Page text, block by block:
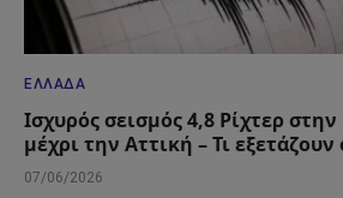
ΕΛΛΆΔΑ
Ισχυρός σεισμός 4,8 Ρίχτερ
μέχρι την Αττική – Τι εξετάζουν
07/06/2026